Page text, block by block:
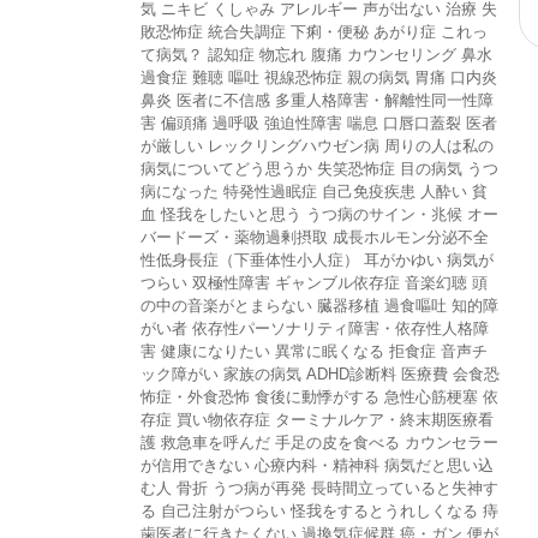
気 ニキビ くしゃみ アレルギー 声が出ない 治療 失
敗恐怖症 統合失調症 下痢・便秘 あがり症 これっ
て病気？ 認知症 物忘れ 腹痛 カウンセリング 鼻水
過食症 難聴 嘔吐 視線恐怖症 親の病気 胃痛 口内炎
鼻炎 医者に不信感 多重人格障害・解離性同一性障
害 偏頭痛 過呼吸 強迫性障害 喘息 口唇口蓋裂 医者
が厳しい レックリングハウゼン病 周りの人は私の
病気についてどう思うか 失笑恐怖症 目の病気 うつ
病になった 特発性過眠症 自己免疫疾患 人酔い 貧
血 怪我をしたいと思う うつ病のサイン・兆候 オー
バードーズ・薬物過剰摂取 成長ホルモン分泌不全
性低身長症（下垂体性小人症）
耳がかゆい 病気が
つらい 双極性障害 ギャンブル依存症 音楽幻聴 頭
の中の音楽がとまらない 臓器移植 過食嘔吐 知的障
がい者 依存性パーソナリティ障害・依存性人格障
害 健康になりたい 異常に眠くなる 拒食症 音声チ
ック障がい 家族の病気 ADHD診断料 医療費 会食恐
怖症・外食恐怖 食後に動悸がする 急性心筋梗塞 依
存症 買い物依存症 ターミナルケア・終末期医療看
護 救急車を呼んだ 手足の皮を食べる カウンセラー
が信用できない 心療内科・精神科 病気だと思い込
む人 骨折 うつ病が再発 長時間立っていると失神す
る 自己注射がつらい 怪我をするとうれしくなる 痔
歯医者に行きたくない 過換気症候群 癌・ガン 便が